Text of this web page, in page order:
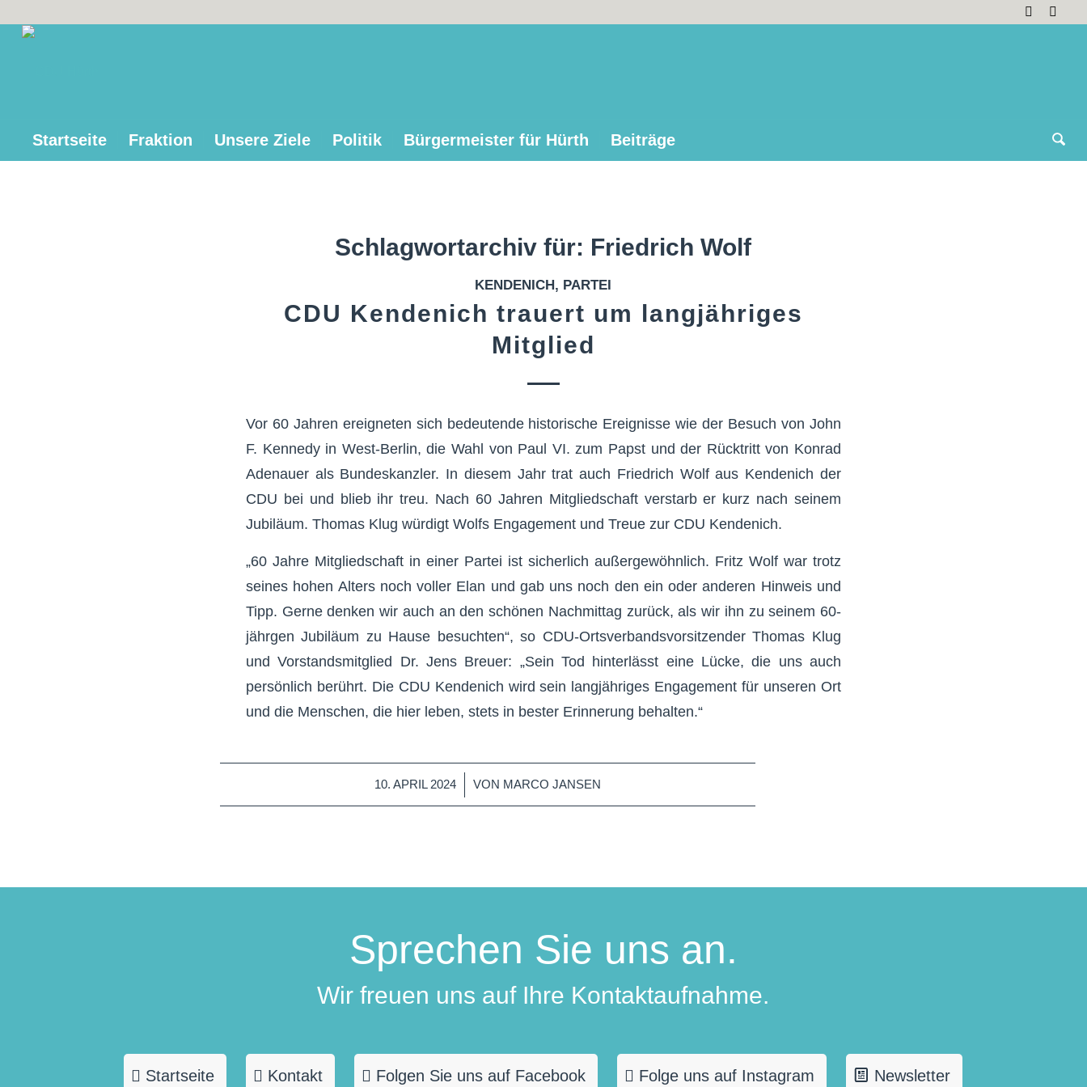
Startseite Fraktion Unsere Ziele Politik Bürgermeister für Hürth Beiträge
Schlagwortarchiv für: Friedrich Wolf
KENDENICH, PARTEI
CDU Kendenich trauert um langjähriges
Mitglied
Vor 60 Jahren ereigneten sich bedeutende historische Ereignisse wie der Besuch von John
F. Kennedy in West-Berlin, die Wahl von Paul VI. zum Papst und der Rücktritt von Konrad
Adenauer als Bundeskanzler. In diesem Jahr trat auch Friedrich Wolf aus Kendenich der
CDU bei und blieb ihr treu. Nach 60 Jahren Mitgliedschaft verstarb er kurz nach seinem
Jubiläum. Thomas Klug würdigt Wolfs Engagement und Treue zur CDU Kendenich.
„60 Jahre Mitgliedschaft in einer Partei ist sicherlich außergewöhnlich. Fritz Wolf war trotz
seines hohen Alters noch voller Elan und gab uns noch den ein oder anderen Hinweis und
Tipp. Gerne denken wir auch an den schönen Nachmittag zurück, als wir ihn zu seinem 60-
jährgen Jubiläum zu Hause besuchten“, so CDU-Ortsverbandsvorsitzender Thomas Klug
und Vorstandsmitglied Dr. Jens Breuer: „Sein Tod hinterlässt eine Lücke, die uns auch
persönlich berührt. Die CDU Kendenich wird sein langjähriges Engagement für unseren Ort
und die Menschen, die hier leben, stets in bester Erinnerung behalten.“
10. APRIL 2024
/ VON MARCO JANSEN
Sprechen Sie uns an.
Wir freuen uns auf Ihre Kontaktaufnahme.
Startseite Kontakt Folgen Sie uns auf Facebook Folge uns auf Instagram Newsletter